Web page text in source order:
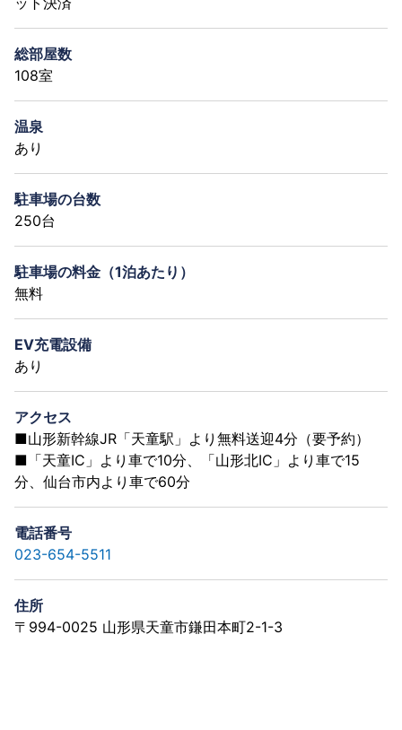
総部屋数
108室
温泉
あり
駐車場の台数
250台
駐車場の料金（1泊あたり）
無料
EV充電設備
あり
アクセス
■山形新幹線JR「天童駅」より無料送迎4分（要予約）
■「天童IC」より車で10分、「山形北IC」より車で15
分、仙台市内より車で60分
電話番号
023-654-5511
住所
〒994-0025 山形県天童市鎌田本町2-1-3